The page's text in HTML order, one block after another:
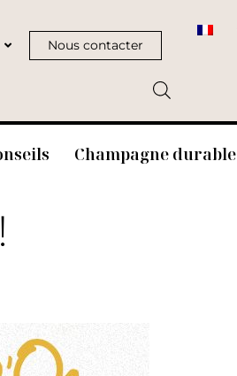
Nous contacter
Champagne durable